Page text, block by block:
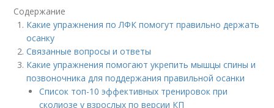
Содержание
Какие упражнения по ЛФК помогут правильно держать
осанку
Связанные вопросы и ответы
Какие упражнения помогают укрепить мышцы спины и
позвоночника для поддержания правильной осанки
Список топ-10 эффективных тренировок при
сколиозе у взрослых по версии КП